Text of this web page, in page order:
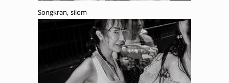
Songkran, silom